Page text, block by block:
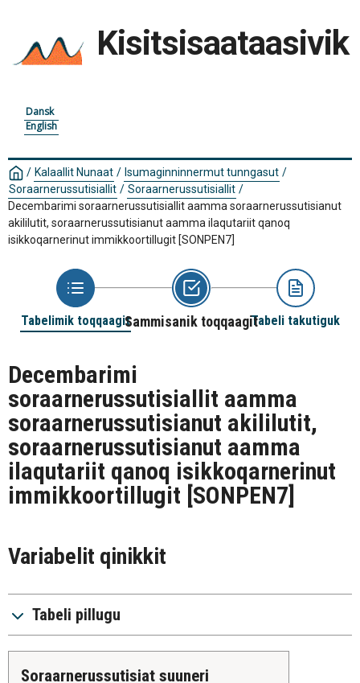
Kisitsisaataasivik
Dansk
English
/ Kalaallit Nunaat / Isumaginninnermut tunngasut /
Soraarnerussutisiallit / Soraarnerussutisiallit /
Decembarimi soraarnerussutisiallit aamma soraarnerussutisianut
akililutit, soraarnerussutisianut aamma ilaqutariit qanoq
isikkoqarnerinut immikkoortillugit [SONPEN7]
Tabelimik toqqaagitSammisanik toqqaagitTabeli takutiguk
Decembarimi
soraarnerussutisiallit aamma
soraarnerussutisianut akililutit,
soraarnerussutisianut aamma
ilaqutariit qanoq isikkoqarnerinut
immikkoortillugit [SONPEN7]
Variabelit qinikkit
Tabeli pillugu
soraarnerussutisiat suuneri